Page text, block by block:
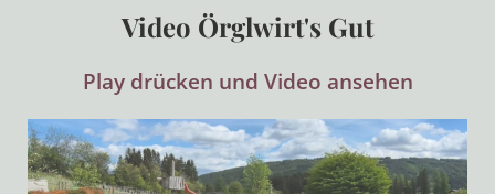
Video Örglwirt's Gut
Play drücken und Video ansehen